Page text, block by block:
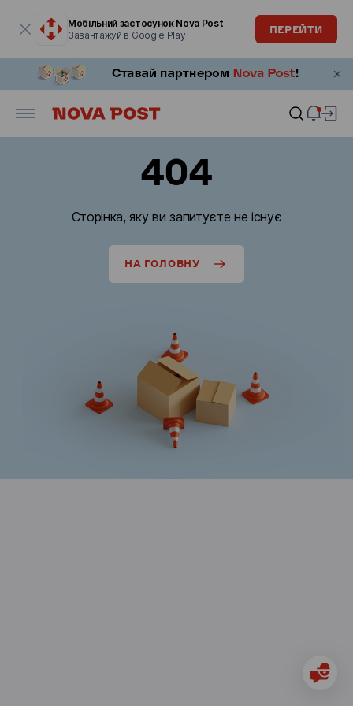
Мобільний застосунок Nova Post
Завантажуй в Google Play
ПЕРЕЙТИ
404
Сторінка, яку ви запитуєте не існує
НА ГОЛОВНУ